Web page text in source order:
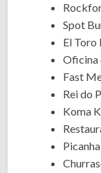
Spot
El Toro
Oficina
Fast
Rei do
Koma